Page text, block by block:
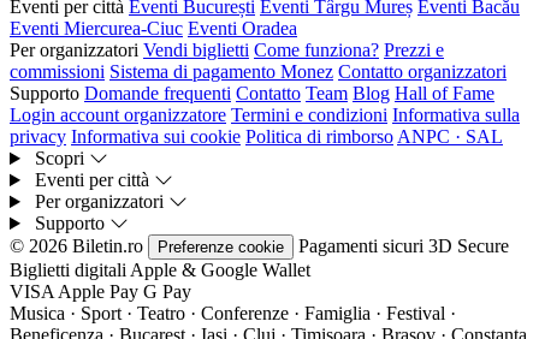
Eventi per città Eventi București Eventi Târgu Mureș Eventi Bacău
Eventi Miercurea-Ciuc Eventi Oradea
Per organizzatori Vendi biglietti Come funziona? Prezzi e
commissioni Sistema di pagamento Monez Contatto organizzatori
Supporto Domande frequenti Contatto Team Blog Hall of Fame
Login account organizzatore Termini e condizioni Informativa sulla
privacy Informativa sui cookie Politica di rimborso ANPC · SAL
Scopri
Eventi per città
Per organizzatori
Supporto
© 2026 Biletin.ro
Preferenze cookie Pagamenti sicuri 3D Secure
Biglietti digitali Apple & Google Wallet
VISA Apple Pay G Pay
Musica · Sport · Teatro · Conferenze · Famiglia · Festival ·